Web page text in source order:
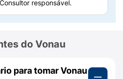
a essas
componente do
funciona?
responsável.
do Vonau
para tomar Vonau